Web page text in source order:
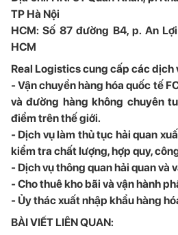
TP Hà Nội
HCM: Số 87 đường B4, p. An
HCM
Real Logistics cung cấp các dịch
- Vận chuyển hàng hóa quốc tế
và đường hàng không chuyên
điểm trên thế giới.
- Dịch vụ làm thủ tục hải quan
kiểm tra chất lượng, hợp quy,
- Dịch vụ thông quan hải quan và
- Cho thuê kho bãi và vận hành
- Ủy thác xuất nhập khẩu hàng
BÀI VIẾT LIÊN QUAN: